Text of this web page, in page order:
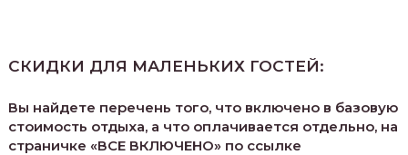
СКИДКИ ДЛЯ МАЛЕНЬКИХ ГОСТЕЙ:
Вы найдете перечень того, что включено в базовую
стоимость отдыха, а что оплачивается отдельно, на
страничке «ВСЕ ВКЛЮЧЕНО» по ссылке